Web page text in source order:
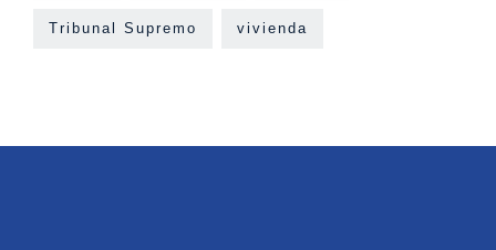
Tribunal Supremo vivienda